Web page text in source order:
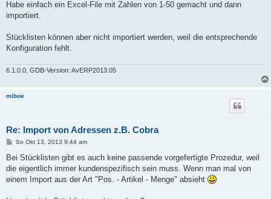
Habe einfach ein Excel-File mit Zahlen von 1-50 gemacht und dann
importiert.
Stücklisten können aber nicht importiert werden, weil die entsprechende
Konfiguration fehlt.
6.1.0.0, GDB-Version: AvERP2013.05
miboe
Re: Import von Adressen z.B. Cobra
B
i
r
a
So Okt 13, 2013 9:44 am
Bei Stücklisten gibt es auch keine passende vorgefertigte Prozedur, weil
die eigentlich immer kundenspezifisch sein muss. Wenn man mal von
einem Import aus der Art "Pos. - Artikel - Menge" absieht